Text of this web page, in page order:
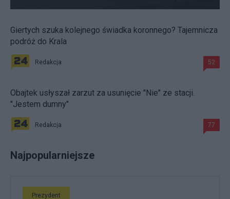
Giertych szuka kolejnego świadka koronnego? Tajemnicza
podróż do Krala
Redakcja 52
Obajtek usłyszał zarzut za usunięcie "Nie" ze stacji.
"Jestem dumny"
Redakcja 77
Najpopularniejsze
Prezydent